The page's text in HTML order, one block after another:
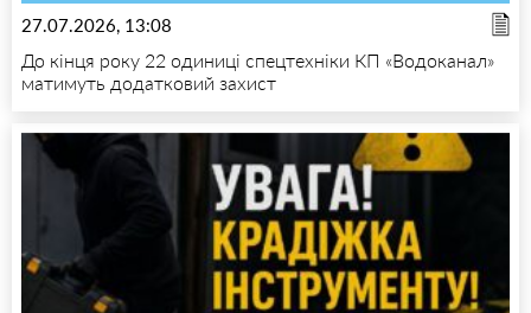
27.07.2026, 13:08
До кінця року 22 одиниці спецтехніки КП «Водоканал»
матимуть додатковий захист